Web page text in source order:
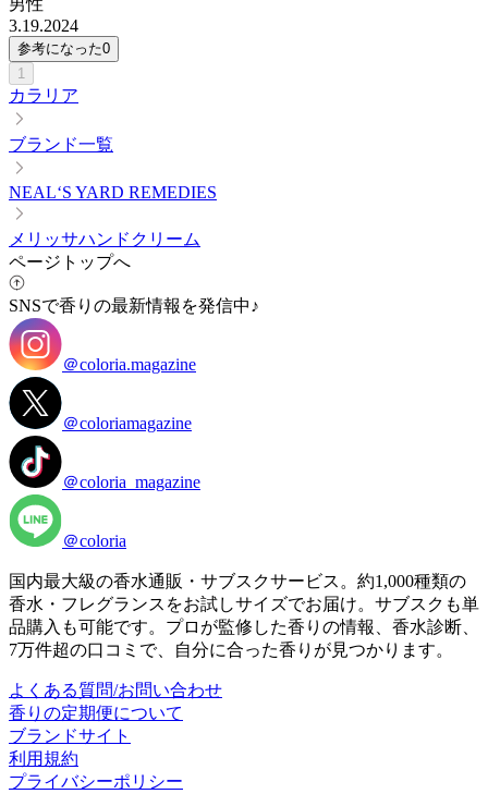
男性
3.19.2024
参考になった0
1
カラリア
ブランド一覧
NEAL‘S YARD REMEDIES
メリッサハンドクリーム
ページトップへ
SNSで香りの最新情報を発信中♪
＠coloria.magazine
＠coloriamagazine
＠coloria_magazine
＠coloria
国内最大級の香水通販・サブスクサービス。約1,000種類の
香水・フレグランスをお試しサイズでお届け。サブスクも単
品購入も可能です。プロが監修した香りの情報、香水診断、
7万件超の口コミで、自分に合った香りが見つかります。
よくある質問/お問い合わせ
香りの定期便について
ブランドサイト
利用規約
プライバシーポリシー